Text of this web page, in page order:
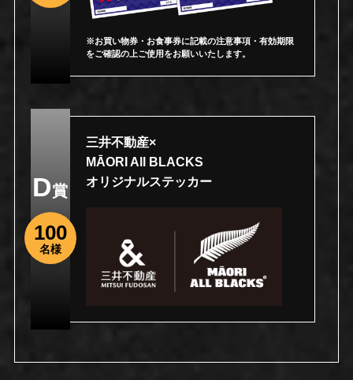
※お買い物券・お食事券に記載の注意事項・有効期限
をご確認の上ご使用をお願いいたします。
D賞
100
名様
三井不動産×
MĀORI All BLACKS
オリジナルステッカー